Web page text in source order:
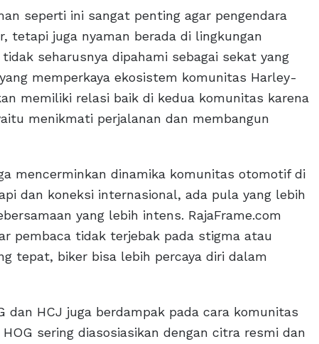
seperti ini sangat penting agar pengendara
tetapi juga nyaman berada di lingkungan
seharusnya dipahami sebagai sekat yang
memperkaya ekosistem komunitas Harley-
memiliki relasi baik di kedua komunitas karena
menikmati perjalanan dan membangun
mencerminkan dinamika komunitas otomotif di
dan koneksi internasional, ada pula yang lebih
yang lebih intens. RajaFrame.com
pembaca tidak terjebak pada stigma atau
tepat, biker bisa lebih percaya diri dalam
dan HCJ juga berdampak pada cara komunitas
sering diasosiasikan dengan citra resmi dan